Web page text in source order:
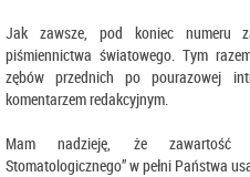
Jak zawsze, pod koniec numeru
piśmiennictwa światowego. Tym
zębów przednich po pourazowej
komentarzem redakcyjnym.
Mam nadzieję, że zawartość
Stomatologicznego” w pełni Państwa